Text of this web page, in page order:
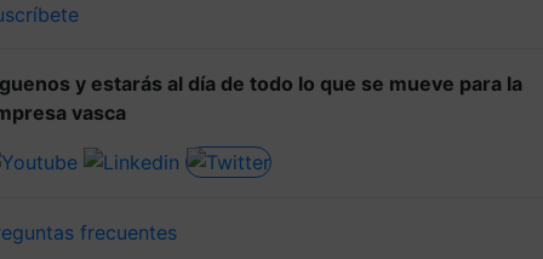
y estarás al día de todo lo que se mueve para la
vasca
frecuentes